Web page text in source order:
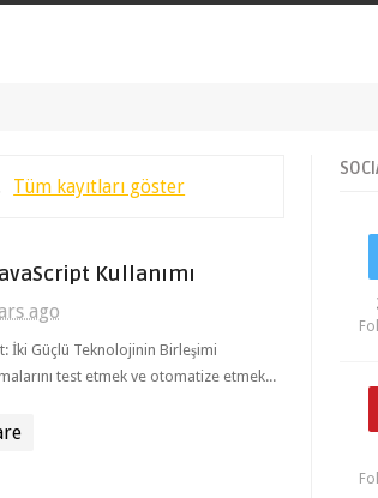
Tüm kayıtları göster
Kullanımı
ago
İki Güçlü Teknolojinin Birleşimi
test etmek ve otomatize etmek...